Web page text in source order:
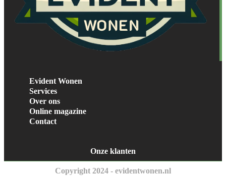
Evident Wonen
Services
Over ons
Online magazine
Contact
Onze klanten
Copyright 2024 - evidentwonen.nl